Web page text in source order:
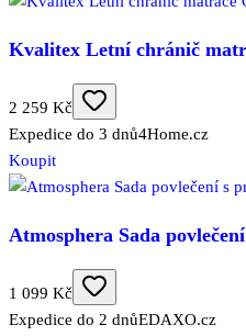
Kvalitex Letní chránič
2 259 Kč
Expedice do 3 dnů4Home.cz
Koupit
Atmosphera Sada
1 099 Kč
Expedice do 2 dnůEDAXO.cz